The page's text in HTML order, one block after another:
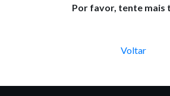
Por favor, tente mais
Voltar